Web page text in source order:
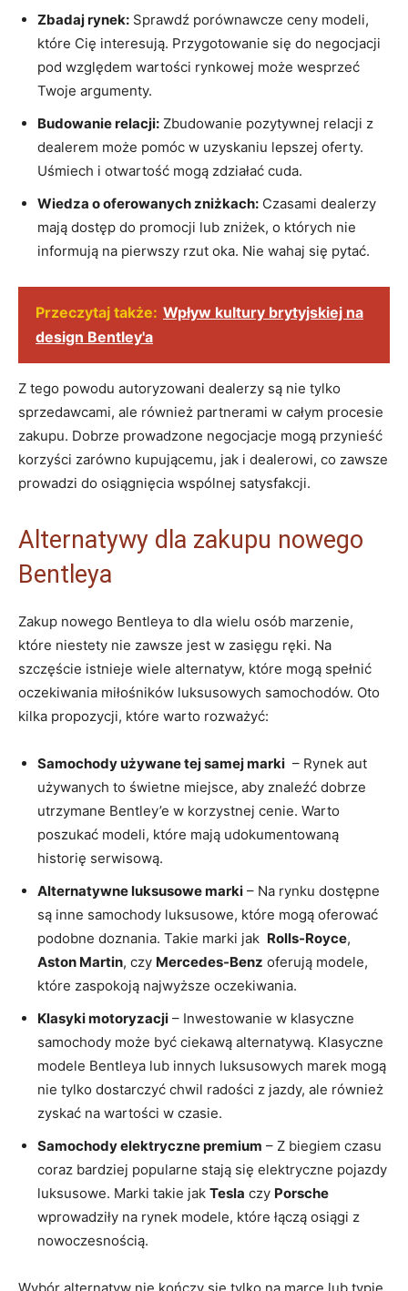
Zbadaj rynek: Sprawdź porównawcze ⁣ceny ⁤modeli,
które Cię interesują. Przygotowanie ​się do negocjacji
pod względem wartości rynkowej może wesprzeć
Twoje argumenty.
Budowanie relacji: Zbudowanie pozytywnej ⁢relacji z
dealerem może⁣ pomóc w ​uzyskaniu lepszej oferty.
Uśmiech‍ i otwartość mogą​ zdziałać‌ cuda.
Wiedza o oferowanych zniżkach: Czasami dealerzy
mają dostęp ‌do ​promocji lub zniżek,⁤ o których nie
informują na⁤ pierwszy rzut oka. Nie wahaj się pytać.
Przeczytaj także: Wpływ kultury brytyjskiej na
design Bentley'a
Z ‍tego powodu autoryzowani dealerzy są nie tylko
sprzedawcami, ale ‌również partnerami w ⁢całym procesie
zakupu. Dobrze prowadzone‌ negocjacje ‍mogą‍ przynieść
korzyści zarówno kupującemu, jak‌ i dealerowi, co zawsze
prowadzi do osiągnięcia wspólnej‍ satysfakcji.
Alternatywy dla zakupu nowego
⁢Bentleya
Zakup nowego Bentleya to dla wielu osób marzenie,
‌które niestety nie zawsze jest w zasięgu ręki. Na
szczęście ‍istnieje wiele alternatyw, które mogą spełnić
oczekiwania miłośników luksusowych samochodów. Oto ​
kilka propozycji, które warto rozważyć:
Samochody używane tej samej marki ⁣ – Rynek aut
używanych to ​świetne miejsce, aby znaleźć‌ dobrze ​
utrzymane⁢ Bentley’e w korzystnej cenie. Warto⁢
poszukać modeli, które mają udokumentowaną
historię serwisową.
Alternatywne luksusowe ⁤marki –​ Na rynku dostępne
są inne samochody luksusowe, które ⁢mogą oferować​
podobne doznania. Takie marki jak ‍ Rolls-Royce,
Aston Martin, czy Mercedes-Benz oferują modele,
które zaspokoją najwyższe oczekiwania.
Klasyki motoryzacji – ⁢Inwestowanie w klasyczne
samochody może być ciekawą alternatywą. Klasyczne
modele Bentleya lub innych‍ luksusowych marek mogą
nie tylko dostarczyć chwil radości z jazdy, ale również‍
zyskać na‌ wartości w czasie.
Samochody⁣ elektryczne⁤ premium – Z⁤ biegiem czasu
coraz ‍bardziej popularne stają​ się elektryczne pojazdy
luksusowe. Marki takie jak Tesla czy Porsche
wprowadziły ⁤na rynek‍ modele, które łączą osiągi z
nowoczesnością.